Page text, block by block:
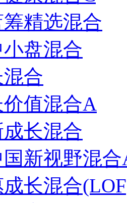
精选混合
盘混合
合
值混合A
长混合
国新视野混
长混合